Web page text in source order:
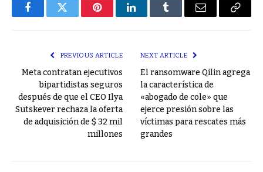
FacebookTwitter PinterestLinkedInTumblr Email
Copy
PREVIOUS ARTICLE
Meta contratan ejecutivos
bipartidistas seguros
después de que el CEO Ilya
Sutskever rechaza la oferta
de adquisición de $ 32 mil
millones
NEXT ARTICLE
El ransomware Qilin agrega
la característica de
«abogado de cole» que
ejerce presión sobre las
víctimas para rescates más
grandes